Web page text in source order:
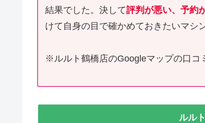
結果でした。決して評判が悪い、予約
けて自身の目で確かめておきたいマシ
※ルルト鶴橋店のGoogleマップの口コ
ルル